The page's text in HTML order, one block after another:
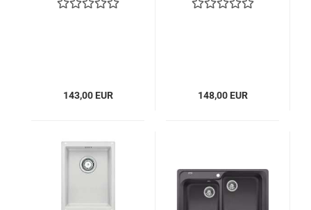
Excenterbedienung B
143,00 EUR
Ablauffernbedienung,
148,00 EUR